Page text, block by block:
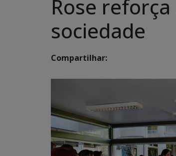
Rose
sociedade
Compartilhar: